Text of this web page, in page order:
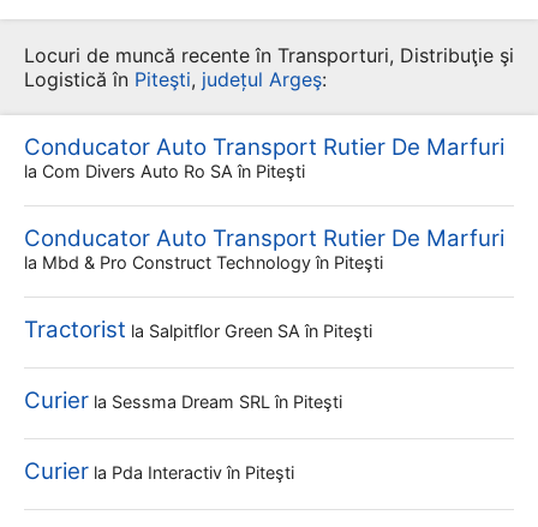
Locuri de muncă recente în Transporturi, Distribuţie şi
Logistică în Piteşti, județul Argeş:
Conducator Auto Transport Rutier De Marfuri
la Com Divers Auto Ro SA în Piteşti
Conducator Auto Transport Rutier De Marfuri
la Mbd & Pro Construct Technology în Piteşti
Tractorist la Salpitflor Green SA în Piteşti
Curier la Sessma Dream SRL în Piteşti
Curier la Pda Interactiv în Piteşti